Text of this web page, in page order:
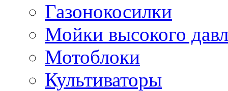
Газонокосилки
Мойки высокого
Мотоблоки
Культиваторы